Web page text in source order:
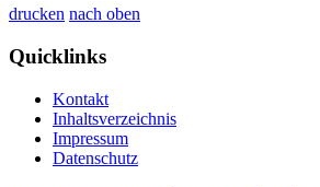
drucken nach oben
Quicklinks
Kontakt
Inhaltsverzeichnis
Impressum
Datenschutz